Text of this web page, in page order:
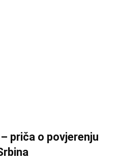
priča o povjerenju